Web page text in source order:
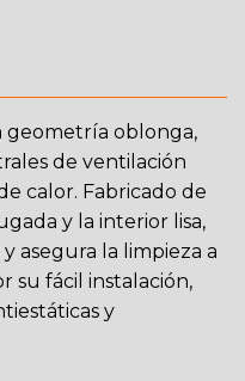
geometría oblonga,
de ventilación
calor. Fabricado de
y la interior lisa,
asegura la limpieza a
su fácil instalación,
y